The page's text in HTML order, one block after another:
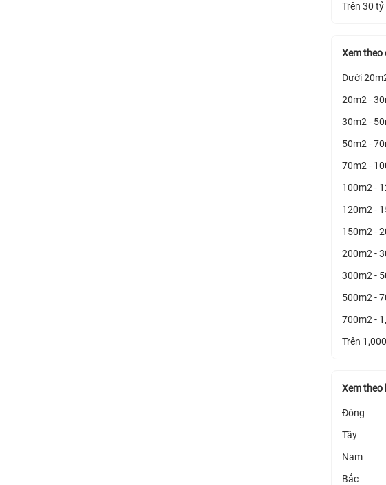
Trên 30 tỷ
Xem theo
Dưới
20m2 -
30m2 -
50m2 -
70m2 -
100m2 -
120m2 -
150m2 -
200m2 -
300m2 -
500m2 -
700m2 -
Trên
Xem theo
Đông
Tây
Nam
Bắc